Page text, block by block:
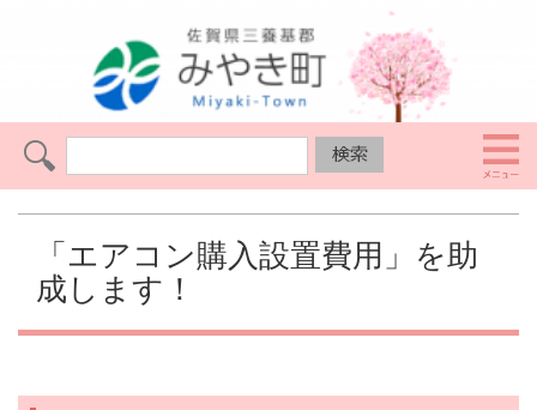
「エアコン購入設置費用」を助
成します！